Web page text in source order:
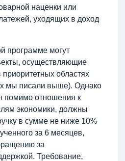
наценки или
уходящих в доход
программе могут
осуществляющие
областях
мы писали выше). Однако
помимо отношения к
экономики, должны
в сумме не ниже 10%
за 6 месяцев,
за
Требование,